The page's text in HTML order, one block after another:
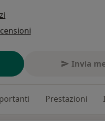
Invia
Prestazioni